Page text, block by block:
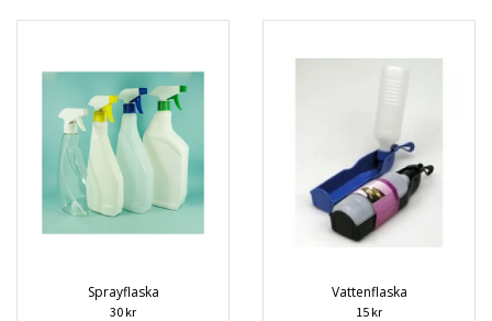
Sprayflaska
30 kr
Vattenflaska
15 kr